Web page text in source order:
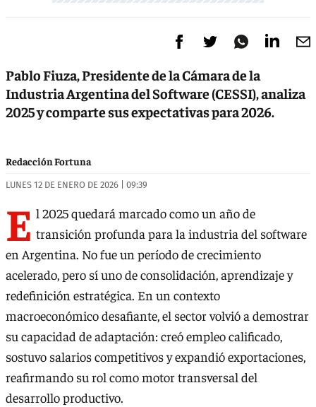
Pablo Fiuza, Presidente de la Cámara de la
Industria Argentina del Software (CESSI), analiza
2025 y comparte sus expectativas para 2026.
Redacción Fortuna
LUNES 12 DE ENERO DE 2026 | 09:39
E l 2025 quedará marcado como un año de
transición profunda para la industria del software
en Argentina. No fue un período de crecimiento
acelerado, pero sí uno de consolidación, aprendizaje y
redefinición estratégica. En un contexto
macroeconómico desafiante, el sector volvió a demostrar
su capacidad de adaptación: creó empleo calificado,
sostuvo salarios competitivos y expandió exportaciones,
reafirmando su rol como motor transversal del
desarrollo productivo.